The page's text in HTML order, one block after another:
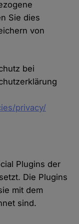
Sie dies
von
bei
privacy/
Plugins der
Die Plugins
mit dem
sind.